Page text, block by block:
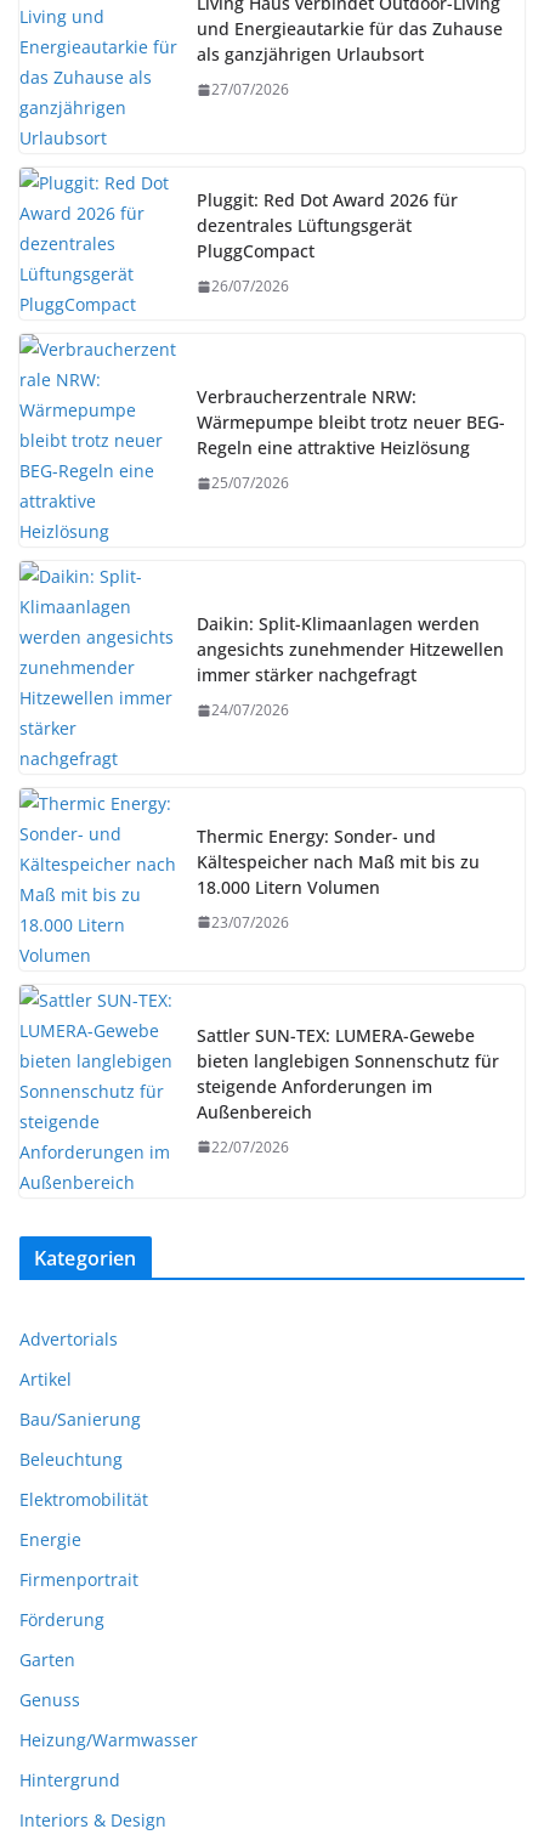
und Energieautarkie für das Zuhause
als ganzjährigen Urlaubsort
27/07/2026
Pluggit: Red Dot Award 2026 für
dezentrales Lüftungsgerät
PluggCompact
26/07/2026
Verbraucherzentrale NRW:
Wärmepumpe bleibt trotz neuer BEG-
Regeln eine attraktive Heizlösung
25/07/2026
Daikin: Split-Klimaanlagen werden
angesichts zunehmender Hitzewellen
immer stärker nachgefragt
24/07/2026
Thermic Energy: Sonder- und
Kältespeicher nach Maß mit bis zu
18.000 Litern Volumen
23/07/2026
Sattler SUN-TEX: LUMERA-Gewebe
bieten langlebigen Sonnenschutz für
steigende Anforderungen im
Außenbereich
22/07/2026
Kategorien
Advertorials
Artikel
Bau/Sanierung
Beleuchtung
Elektromobilität
Energie
Firmenportrait
Förderung
Garten
Genuss
Heizung/Warmwasser
Hintergrund
Interiors & Design